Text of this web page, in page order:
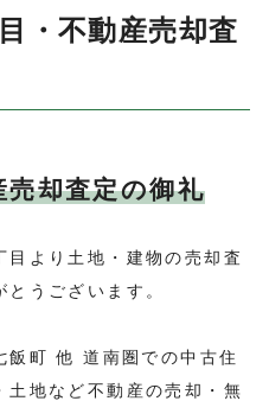
の流れ
らせ
ポリシー
・不動産売却査
却査定の御礼
目より土地・建物の売却査
うございます。
飯町 他 道南圏での中古住
土地など不動産の売却・無